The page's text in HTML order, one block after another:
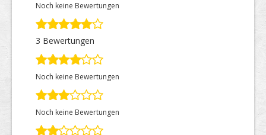
HELP Awards
Top Firmen
Über uns
Noch keine Bewertungen
3 Bewertungen
Noch keine Bewertungen
Noch keine Bewertungen